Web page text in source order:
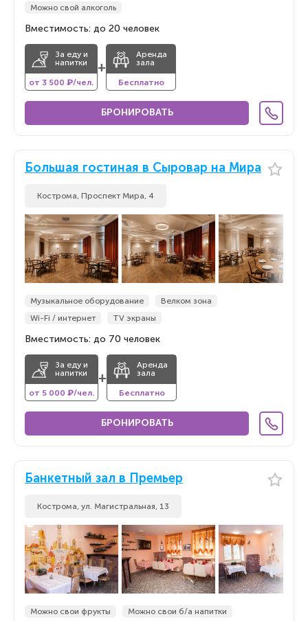
Можно свой алкоголь
Вместимость: до 20 человек
За еду и
напитки
от 3 500 ₽/чел.
+
Аренда
зала
Бесплатно
БРОНИРОВАТЬ
Большая гостиная в Сыровар на Мира
Кострома, ​Проспект Мира, 4
Музыкальное оборудование
Велком зона
Wi-Fi / интернет
TV экраны
Вместимость: до 70 человек
За еду и
напитки
от 5 000 ₽/чел.
+
Аренда
зала
Бесплатно
БРОНИРОВАТЬ
Банкетный зал в Премьер
Кострома, ул. Магистральная, 13
Можно свои фрукты
Можно свои б/а напитки